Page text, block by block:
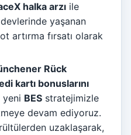
halka arzı ile
yaşanan
artırma fırsatı olarak
Rück
kartı bonuslarını
BES stratejimizle
devam ediyoruz.
uzaklaşarak,